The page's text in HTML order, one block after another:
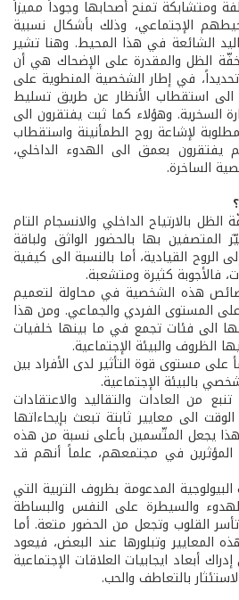
ومتشابكة تمنح أصحابها وجوداً مميزاً
الإجتماعي، وذلك بأشكال نسبية
الشائعة في هذا المحيط. وهنا تشير
الظل والمقدرة على الإضحاك هي أن
في إطار الشخصية المنطوية على
استقطاب الأنظار عن طريق تسليط
السخرية. وهؤلاء كما ثبت يفتقرون الى
لإشاعة روح الطمأنينة واستقطاب
يفتقرون بعمق الى الهدوء الداخلي،
الساخرة.
بالارتياح الداخلي والانسجام التام
المتصفين بها بالحضور الواثق ولباقة
الروح القيادية، أما بالنسبة الى كيفية
فالأجوبة كثيرة ومتشعبة.
هذه الشخصية في محاولة لتعميم
المستوى الفردي والجماعي. ومن هذا
الى فئات تجمع في ما بينها خلفيات
الظروف والبيئة الإجتماعية.
على مستوى قوة التأثير لدى الأفراد بين
بالبيئة الإجتماعية.
من العادات والتقاليد والاعتقادات
الى معايير ثابتة تبعث بإيحاءاتها
يجعل المتّسمين بأعلى نسبة من هذه
أو المؤثرين في مجتمعهم، علماً أنهم قد
المدعومة بظروف التربية التي
والسيطرة على النفس والبساطة
القلوب وتجعل من الحضور متعة. أما
المعايير وتبلورها عند البعض، فيعود
أبعاد ايجابيات العلاقات الإجتماعية
بالتعاطف والحب.